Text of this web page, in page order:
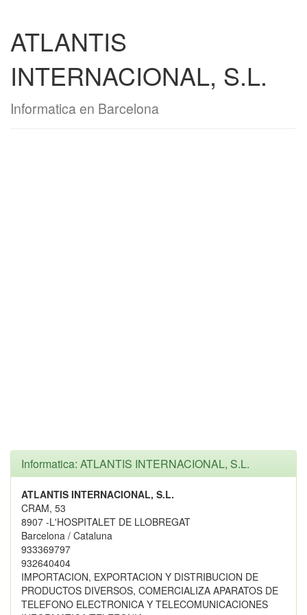
ATLANTIS
INTERNACIONAL, S.L.
Informatica en Barcelona
Informatica: ATLANTIS INTERNACIONAL, S.L.
ATLANTIS INTERNACIONAL, S.L.
CRAM, 53
8907 -L'HOSPITALET DE LLOBREGAT
Barcelona / Cataluna
933369797
932640404
IMPORTACION, EXPORTACION Y DISTRIBUCION DE
PRODUCTOS DIVERSOS, COMERCIALIZA APARATOS DE
TELEFONO ELECTRONICA Y TELECOMUNICACIONES